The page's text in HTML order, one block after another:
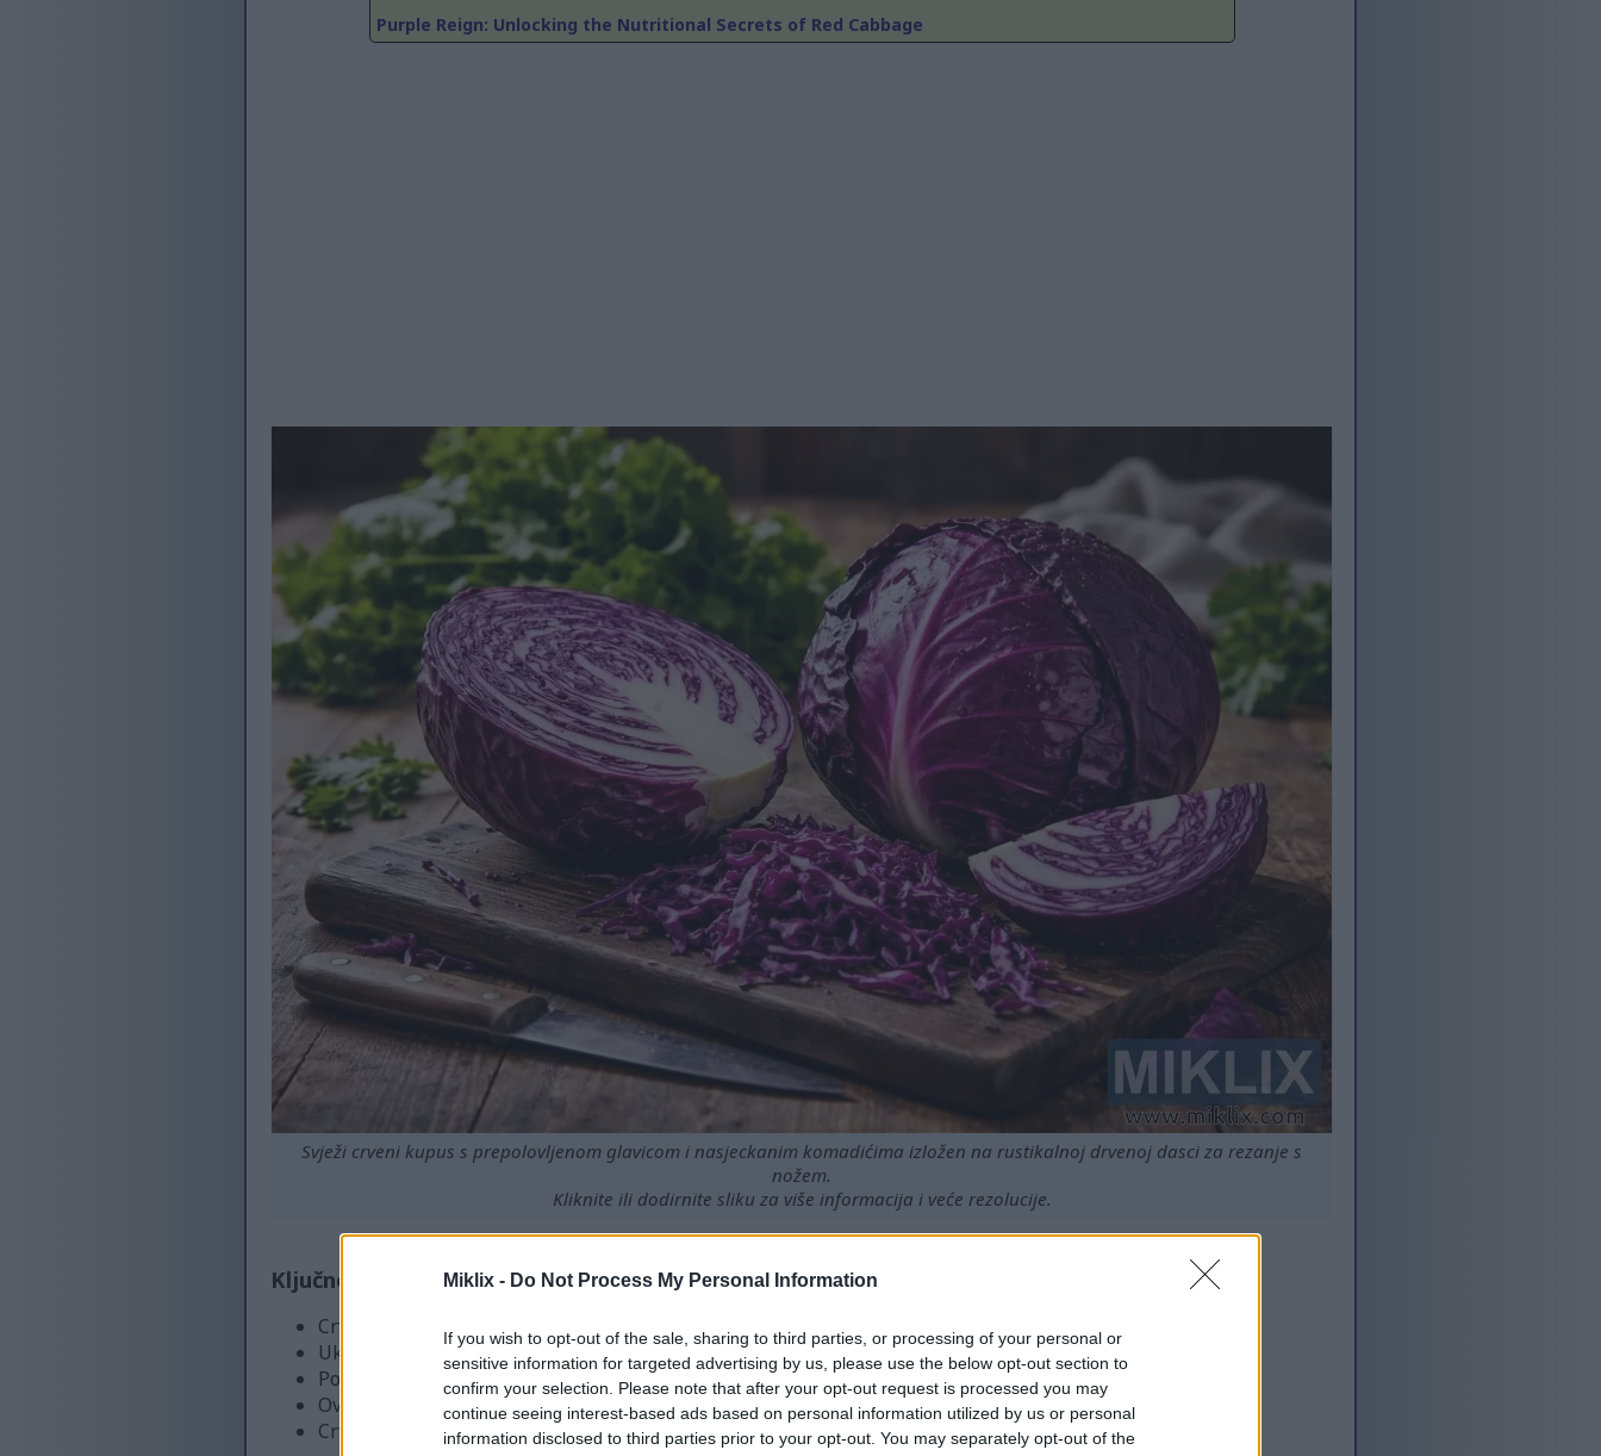
Miklix - Do Not Process My Personal Information
If you wish to opt-out of the sale, sharing to third parties, or processing of your personal or
sensitive information for targeted advertising by us, please use the below opt-out section to
confirm your selection. Please note that after your opt-out request is processed you may
continue seeing interest-based ads based on personal information utilized by us or personal
information disclosed to third parties prior to your opt-out. You may separately opt-out of the
Purple Reign: Unlocking the Nutritional Secrets of Red Cabbage
Svježi crveni kupus s prepolovljenom glavicom i nasjeckanim komadićima izložen na rustikalnoj drvenoj dasci za rezanje s
nožem.
Kliknite ili dodirnite sliku za više informacija i veće rezolucije.
Ključne zaključke
Crveni kupus nudi brojne zdravstvene prednosti, uključujući bogatu nutritivnu vrijednost.
Uključivanje crvenog kupusa u prehranu može pomoći u sprječavanju bolesti.
Postoje svestrani recepti za crveni kupus za svačiji ukus.
Ovo povrće je prepuno antioksidansa koji potiču cjelokupno zdravlje.
Crveni kupus podržava zdravlje srca i smanjuje upalu.